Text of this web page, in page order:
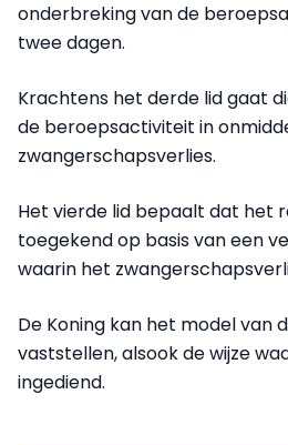
onderbreking van de
twee dagen.
Krachtens het derde lid gaat
de beroepsactiviteit in
zwangerschapsverlies.
Het vierde lid bepaalt dat het
toegekend op basis van een
waarin het
De Koning kan het model van
vaststellen, alsook de wijze
ingediend.